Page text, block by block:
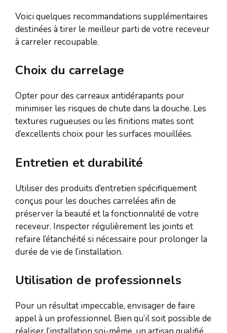
Voici quelques recommandations supplémentaires
destinées à tirer le meilleur parti de votre receveur
à carreler recoupable.
Choix du carrelage
Opter pour des carreaux antidérapants pour
minimiser les risques de chute dans la douche. Les
textures rugueuses ou les finitions mates sont
d’excellents choix pour les surfaces mouillées.
Entretien et durabilité
Utiliser des produits d’entretien spécifiquement
conçus pour les douches carrelées afin de
préserver la beauté et la fonctionnalité de votre
receveur. Inspecter régulièrement les joints et
refaire l’étanchéité si nécessaire pour prolonger la
durée de vie de l’installation.
Utilisation de professionnels
Pour un résultat impeccable, envisager de faire
appel à un professionnel. Bien qu’il soit possible de